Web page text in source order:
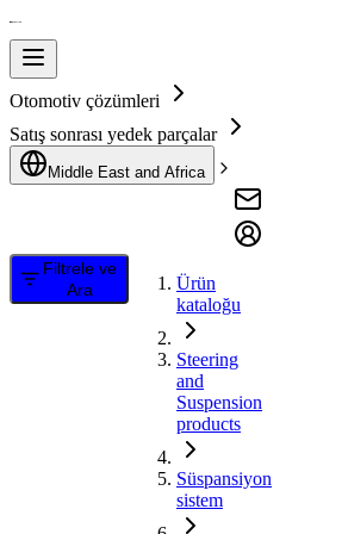
Otomotiv çözümleri
Satış sonrası yedek parçalar
Middle East and Africa
Filtrele ve
Ara
Ürün
kataloğu
Steering
and
Suspension
products
Süspansiyon
sistem